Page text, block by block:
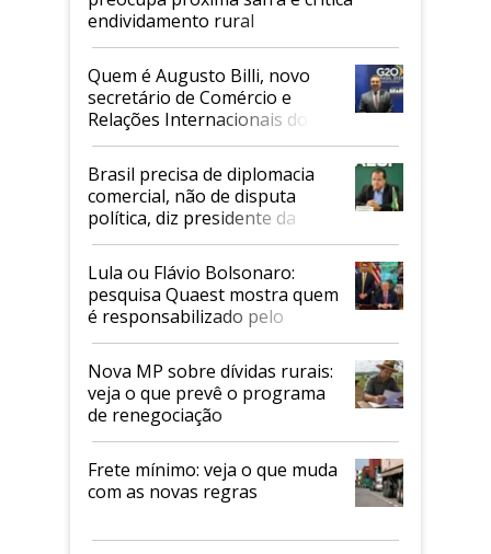
endividamento rural
Quem é Augusto Billi, novo
secretário de Comércio e
Relações Internacionais do
Mapa
Brasil precisa de diplomacia
comercial, não de disputa
política, diz presidente da
Faesp
Lula ou Flávio Bolsonaro:
pesquisa Quaest mostra quem
é responsabilizado pelo
tarifaço dos EUA
Nova MP sobre dívidas rurais:
veja o que prevê o programa
de renegociação
Frete mínimo: veja o que muda
com as novas regras